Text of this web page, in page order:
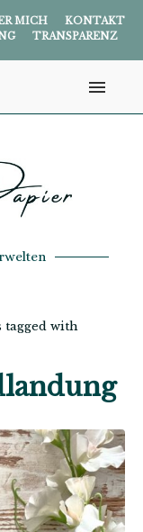
MICH
KONTAKT
TRANSPARENZ
tagged with